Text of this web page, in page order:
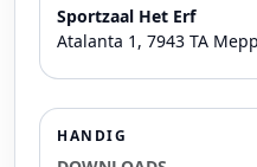
Sportzaal Het Erf
Atalanta 1, 7943 TA
HANDIG